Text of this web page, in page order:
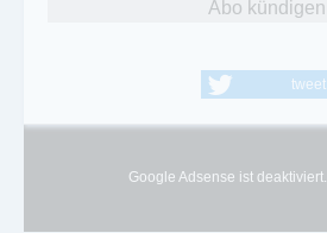
Abo kündigen
tweet
Google Adsense ist deaktiviert.